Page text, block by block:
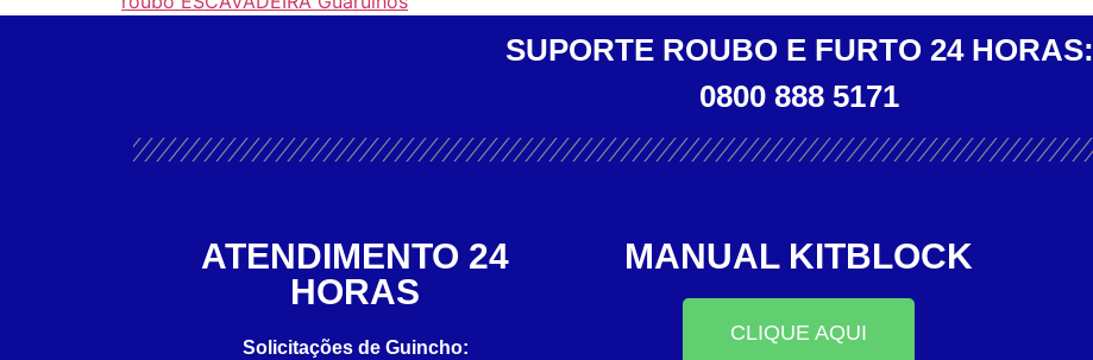
SUPORTE ROUBO E FURTO 24 HORAS:
0800 888 5171
ATENDIMENTO 24
HORAS
Solicitações de Guincho:
MANUAL KITBLOCK
CLIQUE AQUI